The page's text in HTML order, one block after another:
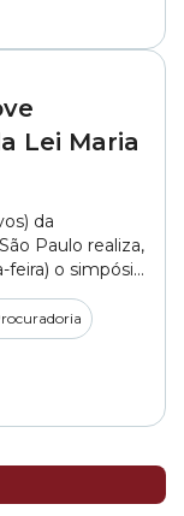
Lei Maria
da
Paulo realiza,
feira) o simpósio
desafios e
O evento –
e